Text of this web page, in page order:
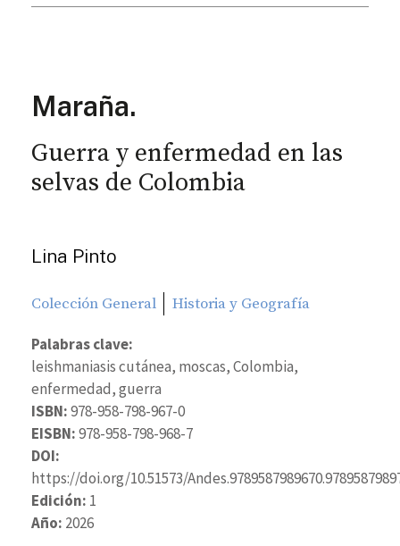
Maraña.
Guerra y enfermedad en las
selvas de Colombia
Lina Pinto
Colección General Historia y Geografía
Palabras clave:
leishmaniasis cutánea, moscas, Colombia,
enfermedad, guerra
ISBN:978-958-798-967-0
EISBN:978-958-798-968-7
DOI:
https://doi.org/10.51573/
Edición: 1
Año: 2026